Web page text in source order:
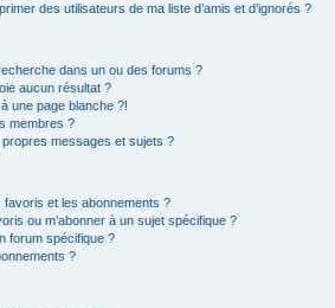
des utilisateurs de ma liste d’amis et d’ignorés ?
dans un ou des forums ?
aucun résultat ?
une page blanche ?!
membres ?
messages et sujets ?
et les abonnements ?
ou m’abonner à un sujet spécifique ?
forum spécifique ?
?